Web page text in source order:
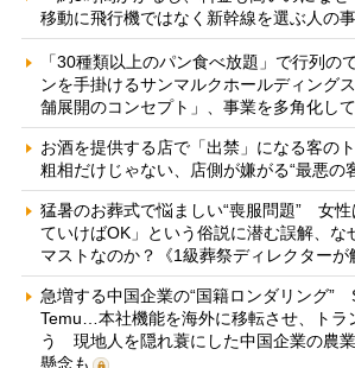
移動に飛行機ではなく新幹線を選ぶ人の
「30種類以上のパン食べ放題」で行列の
ンを手掛けるサンマルクホールディング
舗展開のコンセプト」、事業を多角化し
お酒を提供する店で「出禁」になる客の
粗相だけじゃない、店側が嫌がる“最悪の
猛暑のお葬式で悩ましい“喪服問題” 女
ていけばOK」という俗説に潜む誤解、な
マストなのか？《1級葬祭ディレクターが
急増する中国企業の“国籍ロンダリング”
Temu…本社機能を海外に移転させ、トラ
う 現地人を隠れ蓑にした中国企業の農
懸念も